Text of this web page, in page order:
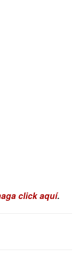
click aquí.